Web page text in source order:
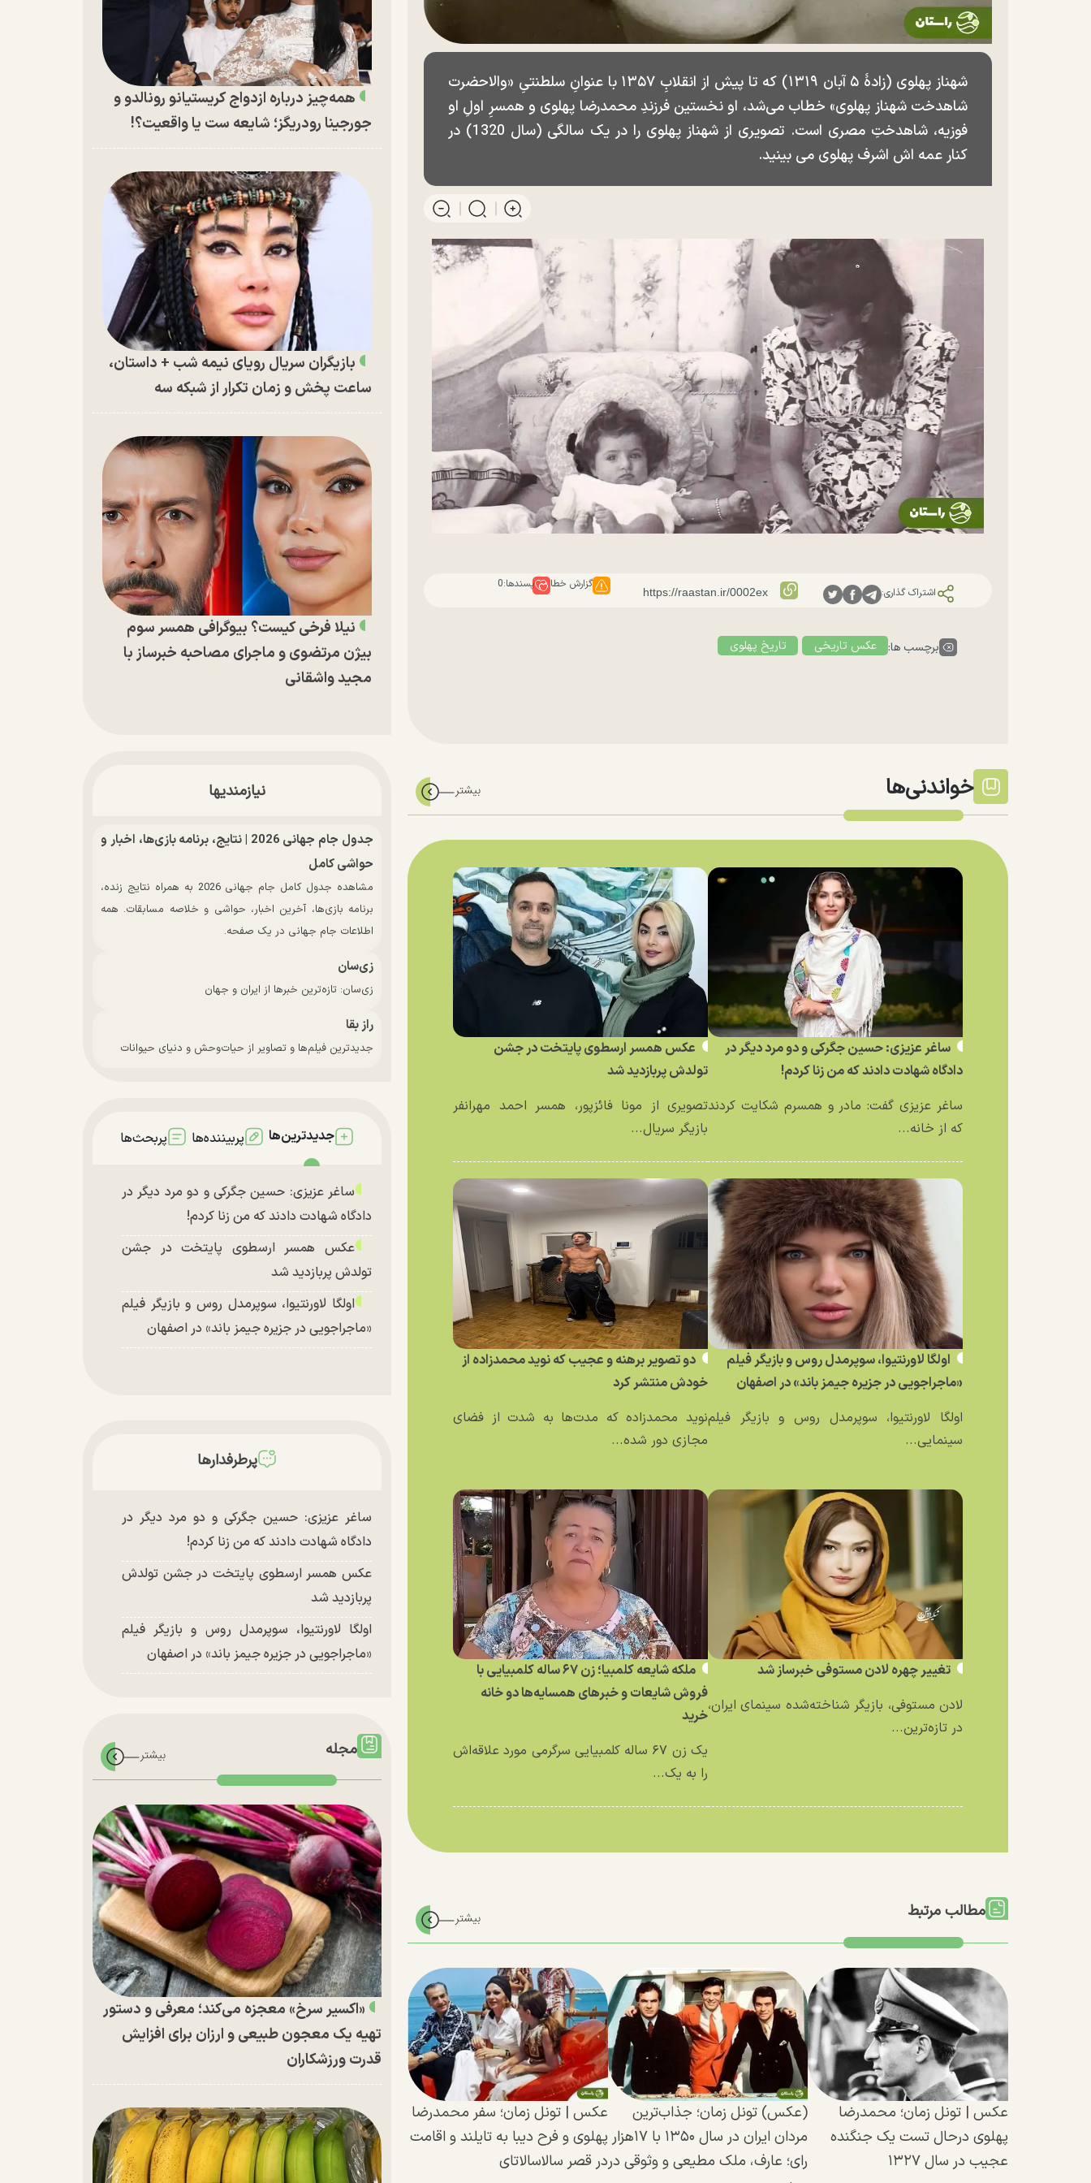
شهناز پهلوی (زادهٔ ۵ آبان ۱۳۱۹) که تا پیش از انقلابِ ۱۳۵۷ با عنوانِ سلطنتیِ «والاحضرت
شاهدخت شهناز پهلوی» خطاب می‌شد، او نخستین فرزندِ محمدرضا پهلوی و همسرِ اولِ او
فوزیه، شاهدختِ مصری است. تصویری از شهناز پهلوی را در یک سالگی (سال 1320) در
کنار عمه اش اشرف پهلوی می بینید.
اشتراک گذاری:
گزارش خطا پسندها:0
برچسب ها: عکس تاریخی تاریخ پهلوی
خواندنی‌ها
ساغر عزیزی: حسین جگرکی و دو مرد دیگر در
دادگاه شهادت دادند که من زنا کردم!
ساغر عزیزی گفت: مادر و همسرم شکایت کردند
که از خانه...
عکس همسر ارسطوی پایتخت در جشن
تولدش پربازدید شد
تصویری از مونا فائزپور، همسر احمد مهرانفر
بازیگر سریال...
اولگا لاورنتیوا، سوپرمدل روس و بازیگر فیلم
«ماجراجویی در جزیره جیمز باند» در اصفهان
اولگا لاورنتیوا، سوپرمدل روس و بازیگر فیلم
سینمایی...
دو تصویر برهنه و عجیب که نوید محمدزاده از
خودش منتشر کرد
نوید محمدزاده که مدت‌ها به شدت از فضای
مجازی دور شده...
تغییر چهره لادن مستوفی خبرساز شد
لادن مستوفی، بازیگر شناخته‌شده سینمای ایران،
در تازه‌ترین...
ملکه شایعه کلمبیا؛ زن ۶۷ ساله کلمبیایی با
فروش شایعات و خبر‌های همسایه‌ها دو خانه
خرید
یک زن ۶۷ ساله کلمبیایی سرگرمی مورد علاقه‌اش
را به یک...
مطالب مرتبط
عکس | تونل زمان؛ محمدرضا
پهلوی درحال تست یک جنگنده
عجیب در سال ۱۳۲۷
(عکس) تونل زمان؛ جذاب‌ترین
مردان ایران در سال ۱۳۵۰ با ۱۷هزار
رای؛ عارف، ملک مطیعی و وثوقی در
عکس | تونل زمان؛ سفر محمدرضا
پهلوی و فرح دیبا به تایلند و اقامت
در قصر سالاسالاتای
همه‌چیز درباره ازدواج کریستیانو رونالدو و
جورجینا رودریگز؛ شایعه ست یا واقعیت؟!
بازیگران سریال رویای نیمه شب + داستان،
ساعت پخش و زمان تکرار از شبکه سه
نیلا فرخی کیست؟ بیوگرافی همسر سوم
بیژن مرتضوی و ماجرای مصاحبه خبرساز با
مجید واشقانی
نیازمندیها
جدول جام جهانی 2026 | نتایج، برنامه بازی‌ها، اخبار و
حواشی کامل
مشاهده جدول کامل جام جهانی 2026 به همراه نتایج زنده،
برنامه بازی‌ها، آخرین اخبار، حواشی و خلاصه مسابقات. همه
اطلاعات جام جهانی در یک صفحه.
زی‌سان
زی‌سان: تازه‌ترین خبرها از ایران و جهان
راز بقا
جدیدترین فیلم‌ها و تصاویر از حیات‌وحش و دنیای حیوانات
جدیدترین‌ها پربیننده‌ها پربحث‌ها
ساغر عزیزی: حسین جگرکی و دو مرد دیگر در
دادگاه شهادت دادند که من زنا کردم!
عکس همسر ارسطوی پایتخت در جشن
تولدش پربازدید شد
اولگا لاورنتیوا، سوپرمدل روس و بازیگر فیلم
«ماجراجویی در جزیره جیمز باند» در اصفهان
پرطرفدارها
ساغر عزیزی: حسین جگرکی و دو مرد دیگر در
دادگاه شهادت دادند که من زنا کردم!
عکس همسر ارسطوی پایتخت در جشن تولدش
پربازدید شد
اولگا لاورنتیوا، سوپرمدل روس و بازیگر فیلم
«ماجراجویی در جزیره جیمز باند» در اصفهان
مجله
«اکسیر سرخ» معجزه می‌کند؛ معرفی و دستور
تهیه یک معجون طبیعی و ارزان برای افزایش
قدرت ورزشکاران